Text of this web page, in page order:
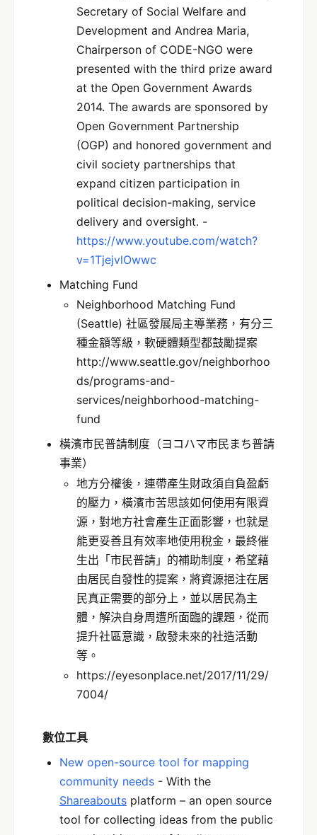
Secretary of Social Welfare and
Development and Andrea Maria,
Chairperson of CODE-NGO were
presented with the third prize award
at the Open Government Awards
2014. The awards are sponsored by
Open Government Partnership
(OGP) and honored government and
civil society partnerships that
expand citizen participation in
political decision-making, service
delivery and oversight. -
https://www.youtube.com/watch?
v=1TjejvlOwwc
Matching Fund
Neighborhood Matching Fund
(Seattle) 社區發展局主導業務，有分三
種金額等級，軟硬體類型都鼓勵提案
http://www.seattle.gov/neighborhoo
ds/programs-and-
services/neighborhood-matching-
fund
橫濱市民普請制度（ヨコハマ市民まち普請
事業）
地方分權後，連帶產生財政須自負盈虧
的壓力，橫濱市苦思該如何使用有限資
源，對地方社會產生正面影響，也就是
能更妥善且有效率地使用稅金，最終催
生出「市民普請」的補助制度，希望藉
由居民自發性的提案，將資源挹注在居
民真正需要的部分上，並以居民為主
體，解決自身周遭所面臨的課題，從而
提升社區意識，啟發未來的社造活動
等。
https://eyesonplace.net/2017/11/29/
7004/
數位工具
New open-source tool for mapping
community needs - With the
Shareabouts platform – an open source
tool for collecting ideas from the public